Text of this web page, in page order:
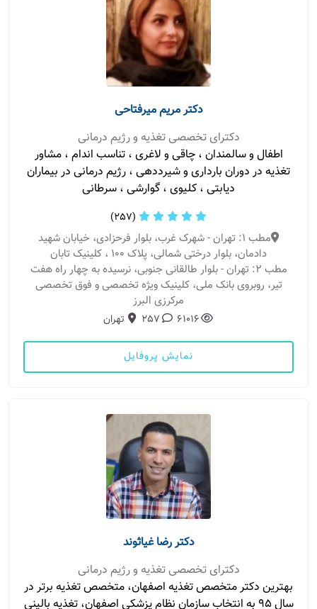
دکتر مریم میرفتاحی
دکترای تخصصی تغذیه و رژیم درمانی
اطفال و سالمندان ، چاقی و لاغری ، تناسب اندام ، مشاور
تغذیه در دوران بارداری و شیرددهی ، رژیم درمانی در بیماران
دیابتی ، کلیوی ، گوارشی ، سرطانی
(257)
مطب 1: تهران - شهرک غرب، بلوار فرحزادی، خیابان شهید
دادمان، بلوار درختی شمالی، پلاک ١٠٠ ، کلینیک تابان
مطب 2: تهران - بلوار طالقانی جنوبی، نرسیده به چهار راه هفت
تیر، روبروی بانک ملی، کلینیک ویژه تخصصی و فوق تخصصی
مرکرزی البرز
61016
257 تهران
نمایش پروفایل
دکتر رضا غیاثوند
دکترای تخصصی تغذیه و رژیم درمانی
بهترین دکتر متخصص تغذیه اصفهان، متخصص تغذیه برتر در
سال ۹۵ به انتخاب سازمان نظام پزشکی اصفهان، تغذیه بالینی